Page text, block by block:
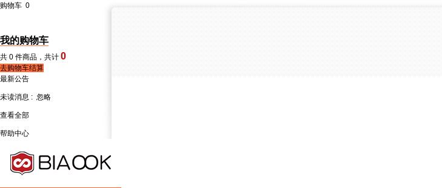
购物车 0
我的购物车
共 0 件商品，共计 0
去购物车结算
最新公告
未读消息 : 忽略
查看全部
帮助中心